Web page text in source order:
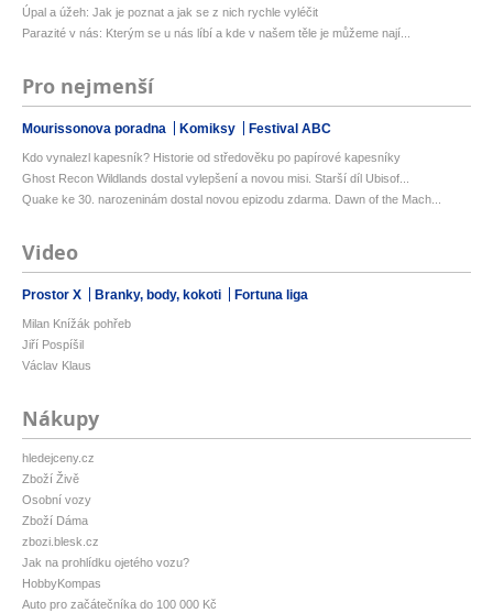
Úpal a úžeh: Jak je poznat a jak se z nich rychle vyléčit
Parazité v nás: Kterým se u nás líbí a kde v našem těle je můžeme nají...
Pro nejmenší
Mourissonova poradna Komiksy Festival ABC
Kdo vynalezl kapesník? Historie od středověku po papírové kapesníky
Ghost Recon Wildlands dostal vylepšení a novou misi. Starší díl Ubisof...
Quake ke 30. narozeninám dostal novou epizodu zdarma. Dawn of the Mach...
Video
Prostor X Branky, body, kokoti Fortuna liga
Milan Knížák pohřeb
Jiří Pospíšil
Václav Klaus
Nákupy
hledejceny.cz
Zboží Živě
Osobní vozy
Zboží Dáma
zbozi.blesk.cz
Jak na prohlídku ojetého vozu?
HobbyKompas
Auto pro začátečníka do 100 000 Kč